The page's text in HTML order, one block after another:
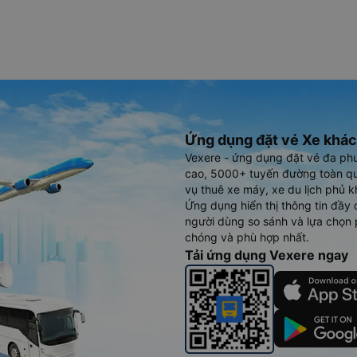
Ứng dụng đặt vé Xe
Vexere - ứng dụng đặt vé đa
cao, 5000+ tuyến đường toàn
vụ thuê xe máy, xe du lịch phủ
Ứng dụng hiển thị thông tin đầy
người dùng so sánh và lựa
chóng và phù hợp nhất.
Tải ứng dụng Vexere ngay